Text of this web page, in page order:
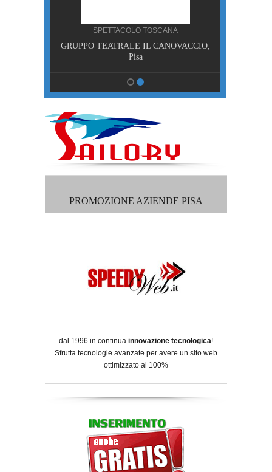
SPETTACOLO TOSCANA
GRUPPO TEATRALE IL CANOVACCIO,
Pisa
PROMOZIONE AZIENDE PISA
dal 1996 in continua innovazione tecnologica!
Sfrutta tecnologie avanzate per avere un sito web
ottimizzato al 100%